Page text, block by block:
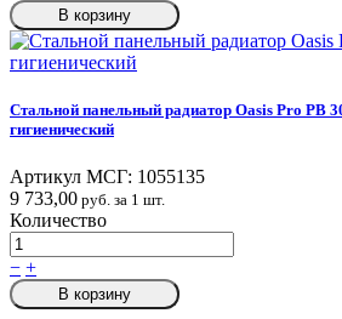
В корзину
Стальной панельный радиатор Oasis Pro PB
гигиенический
Артикул МСГ: 1055135
9 733,00 руб. за 1 шт.
Количество
− +
В корзину